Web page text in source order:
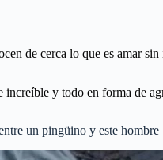
de cerca lo que es amar
y todo en forma de
un pingüino y este hombre